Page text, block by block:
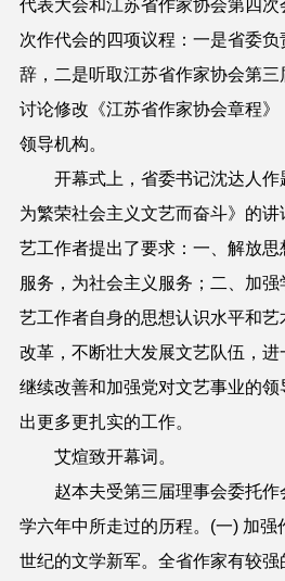
代表大会和江苏省作家协会第四
次作代会的四项议程：一是省委
辞，二是听取江苏省作家协会第
讨论修改《江苏省作家协会章程
领导机构。
开幕式上，省委书记沈达人
为繁荣社会主义文艺而奋斗》的
艺工作者提出了要求：一、解放
服务，为社会主义服务；二、加
艺工作者自身的思想认识水平和
改革，不断壮大发展文艺队伍，
继续改善和加强党对文艺事业的
出更多更扎实的工作。
艾煊致开幕词。
赵本夫受第三届理事会委托作
学六年中所走过的历程。(一) 加
世纪的文学新军。全省作家有较